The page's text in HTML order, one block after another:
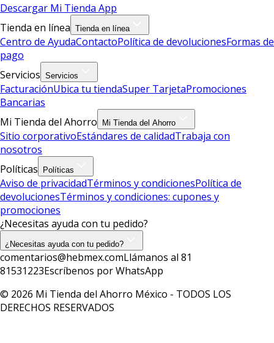
Descargar Mi Tienda App
Tienda en línea Tienda en línea
Centro de AyudaContactoPolítica de devolucionesFormas de
pago
Servicios Servicios
FacturaciónUbica tu tiendaSuper TarjetaPromociones
Bancarias
Mi Tienda del Ahorro
Mi Tienda del Ahorro
Sitio corporativoEstándares de calidadTrabaja con
nosotros
Políticas
Políticas
Aviso de privacidadTérminos y condicionesPolítica de
devolucionesTérminos y condiciones: cupones y
promociones
¿Necesitas ayuda con tu pedido?
¿Necesitas ayuda con tu pedido?
comentarios@hebmex.comLlámanos al 81
81531223Escríbenos por WhatsApp
© 2026 Mi Tienda del Ahorro México - TODOS LOS
DERECHOS RESERVADOS